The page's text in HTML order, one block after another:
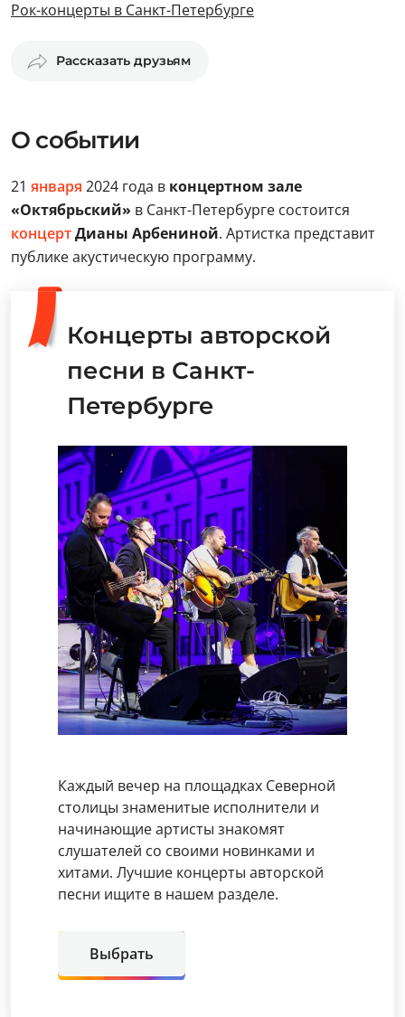
Рок-концерты в Санкт-Петербурге
Рассказать друзьям
О событии
21 января 2024 года в концертном зале
«Октябрьский» в Санкт-Петербурге состоится
концертДианы Арбениной. Артистка представит
публике акустическую программу.
Концерты авторской
песни в Санкт-
Петербурге
Каждый вечер на площадках Северной
столицы знаменитые исполнители и
начинающие артисты знакомят
слушателей со своими новинками и
хитами. Лучшие концерты авторской
песни ищите в нашем разделе.
Выбрать